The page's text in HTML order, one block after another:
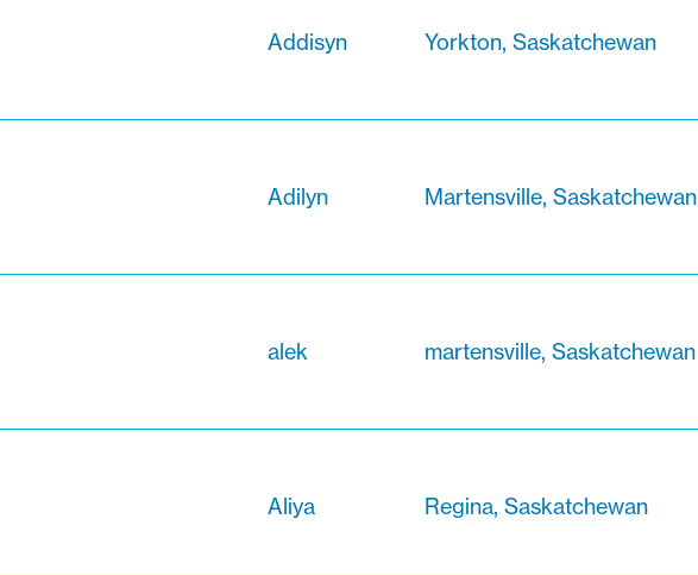
Addisyn Yorkton, Saskatchewan
Adilyn Martensville, Saskatchewan
alek martensville, Saskatchewan
Aliya Regina, Saskatchewan